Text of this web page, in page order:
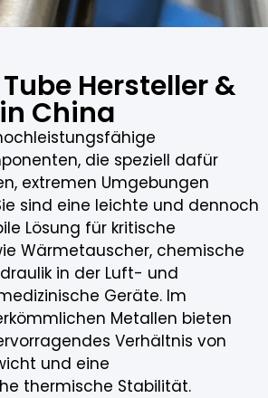
Hersteller &
China
die speziell dafür
extremen Umgebungen
sind eine leichte und dennoch
Lösung für kritische
Wärmetauscher, chemische
in der Luft- und
Geräte. Im
Metallen bieten
Verhältnis von
und eine
thermische Stabilität.